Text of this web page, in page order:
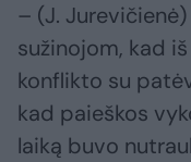
– (J.
sužinojom, kad
konflikto su
kad paieškos
laiką buvo